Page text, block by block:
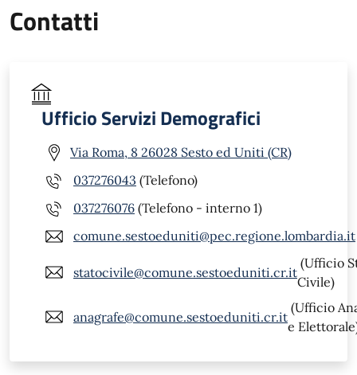
Contatti
Ufficio Servizi Demografici
Via Roma, 8 26028 Sesto ed Uniti (CR)
037276043 (Telefono)
037276076 (Telefono - interno 1)
comune.sestoeduniti@pec.regione.lombardia.it
statocivile@comune.sestoeduniti.cr.it
(Ufficio
Civile)
anagrafe@comune.sestoeduniti.cr.it
(Ufficio
e